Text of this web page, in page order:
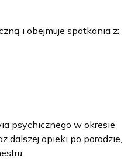
i obejmuje spotkania z:
psychicznego w okresie
dalszej opieki po porodzie,